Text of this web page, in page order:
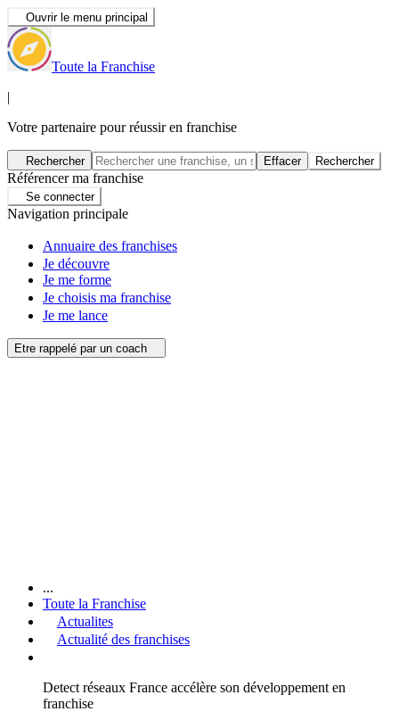
Ouvrir le menu principal
Toute la Franchise
|
Votre partenaire pour réussir en franchise
Rechercher Effacer Rechercher
Référencer ma franchise
Se connecter
Navigation principale
Annuaire des franchises
Je découvre
Je me forme
Je choisis ma franchise
Je me lance
Etre rappelé par un coach
...
Toute la Franchise
Actualites
Actualité des franchises
Detect réseaux France accélère son développement en
franchise